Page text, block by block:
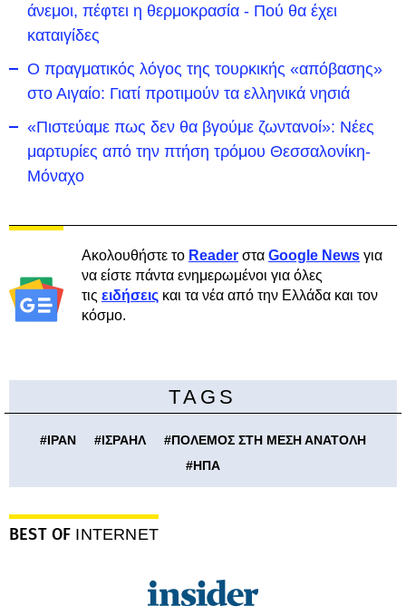
άνεμοι, πέφτει η θερμοκρασία - Πού θα έχει
καταιγίδες
Ο πραγματικός λόγος της τουρκικής «απόβασης»
στο Αιγαίο: Γιατί προτιμούν τα ελληνικά νησιά
«Πιστεύαμε πως δεν θα βγούμε ζωντανοί»: Νέες
μαρτυρίες από την πτήση τρόμου Θεσσαλονίκη-
Μόναχο
Ακολουθήστε το Reader στα Google News για
να είστε πάντα ενημερωμένοι για όλες
τις ειδήσεις και τα νέα από την Ελλάδα και τον
κόσμο.
TAGS
#ΙΡΑΝ #ΙΣΡΑΗΛ #ΠΟΛΕΜΟΣ ΣΤΗ ΜΕΣΗ ΑΝΑΤΟΛΗ
#ΗΠΑ
BEST OF INTERNET